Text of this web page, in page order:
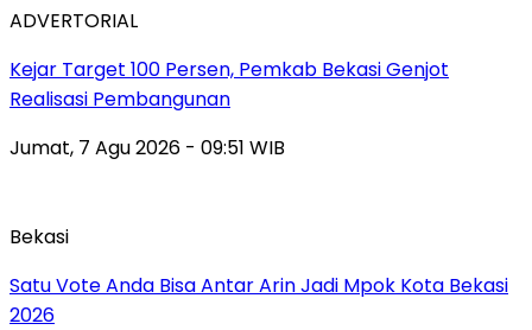
ADVERTORIAL
Kejar Target 100 Persen, Pemkab Bekasi Genjot
Realisasi Pembangunan
Jumat, 7 Agu 2026 - 09:51 WIB
Bekasi
Satu Vote Anda Bisa Antar Arin Jadi Mpok Kota Bekasi
2026